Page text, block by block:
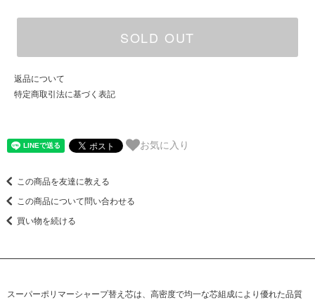
SOLD OUT
返品について
特定商取引法に基づく表記
お気に入り
この商品を友達に教える
この商品について問い合わせる
買い物を続ける
スーパーポリマーシャープ替え芯は、高密度で均一な芯組成により優れた品質